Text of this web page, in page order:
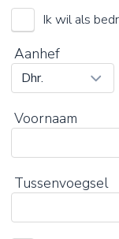
Ik wil als
Aanhef
Voornaam
Tussenvoegsel